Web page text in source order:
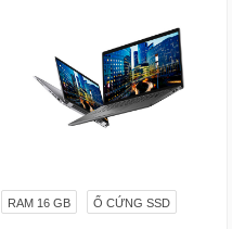
RAM 16 GB Ổ CỨNG SSD